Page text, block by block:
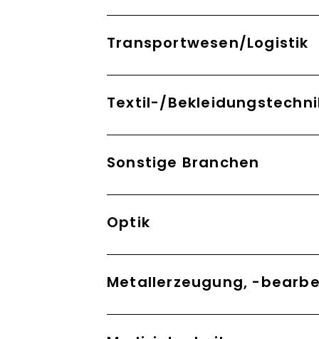
Transportwesen/Logistik
Textil-/
Sonstige Branchen
Optik
Metallerzeugung, -